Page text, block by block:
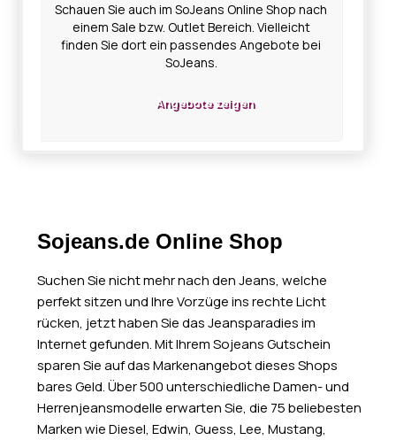
Schauen Sie auch im SoJeans Online Shop nach
einem Sale bzw. Outlet Bereich. Vielleicht
finden Sie dort ein passendes Angebote bei
SoJeans.
Angebote zeigen
Sojeans.de Online Shop
Suchen Sie nicht mehr nach den Jeans, welche
perfekt sitzen und Ihre Vorzüge ins rechte Licht
rücken, jetzt haben Sie das Jeansparadies im
Internet gefunden. Mit Ihrem Sojeans Gutschein
sparen Sie auf das Markenangebot dieses Shops
bares Geld. Über 500 unterschiedliche Damen- und
Herrenjeansmodelle erwarten Sie, die 75 beliebesten
Marken wie Diesel, Edwin, Guess, Lee, Mustang,